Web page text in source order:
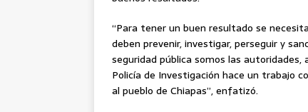
“Para tener un buen resultado se
deben prevenir, investigar, perseguir y
seguridad pública somos las
Policía de Investigación hace un trabajo
al pueblo de Chiapas”, enfatizó.